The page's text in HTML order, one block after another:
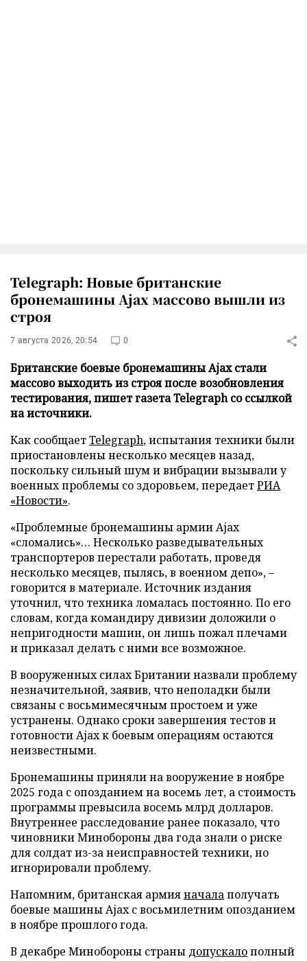
Telegraph: Новые британские
бронемашины Ajax массово вышли из
строя
7 августа 2026, 20:54 0
Британские боевые бронемашины Ajax стали
массово выходить из строя после возобновления
тестирования, пишет газета Telegraph со ссылкой
на источники.
Как сообщаетTelegraph, испытания техники были
приостановлены несколько месяцев назад,
поскольку сильный шум и вибрации вызывали у
военных проблемы со здоровьем, передаетРИА
«Новости».
«Проблемные бронемашины армии Ajax
«сломались»… Несколько разведывательных
транспортеров перестали работать, проведя
несколько месяцев, пылясь, в военном депо», –
говорится в материале. Источник издания
уточнил, что техника ломалась постоянно. По его
словам, когда командиру дивизии доложили о
непригодности машин, он лишь пожал плечами
и приказал делать с ними все возможное.
В вооруженных силах Британии назвали проблему
незначительной, заявив, что неполадки были
связаны с восьмимесячным простоем и уже
устранены. Однако сроки завершения тестов и
готовности Ajax к боевым операциям остаются
неизвестными.
Бронемашины приняли на вооружение в ноябре
2025 года с опозданием на восемь лет, а стоимость
программы превысила восемь млрд долларов.
Внутреннее расследование ранее показало, что
чиновники Минобороны два года знали о риске
для солдат из-за неисправностей техники, но
игнорировали проблему.
Напомним, британская армияначалаполучать
боевые машины Ajax с восьмилетним опозданием
в ноябре прошлого года.
В декабре Минобороны страны допускалополный